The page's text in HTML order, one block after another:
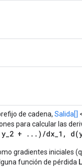
de cadena, Salida[]
para calcular las
y_2 + ...)/dx_1,
gradientes iniciales
función de pérdida L